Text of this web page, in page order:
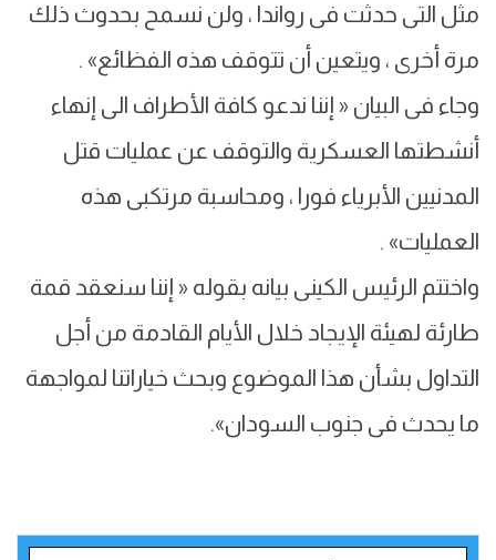
مثل التى حدثت فى رواندا ، ولن نسمح بحدوث ذلك
مرة أخرى ، ويتعين أن تتوقف هذه الفظائع» .
وجاء فى البيان « إننا ندعو كافة الأطراف الى إنهاء
أنشطتها العسكرية والتوقف عن عمليات قتل
المدنيين الأبرياء فورا ، ومحاسبة مرتكبى هذه
العمليات» .
واختتم الرئيس الكينى بيانه بقوله « إننا سنعقد قمة
طارئة لهيئة الإيجاد خلال الأيام القادمة من أجل
التداول بشأن هذا الموضوع وبحث خياراتنا لمواجهة
ما يحدث فى جنوب السودان».